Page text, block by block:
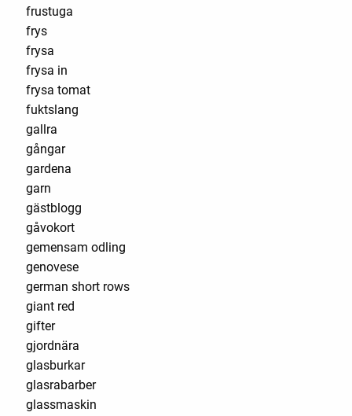
frustuga
frys
frysa
frysa in
frysa tomat
fuktslang
gallra
gångar
gardena
garn
gästblogg
gåvokort
gemensam odling
genovese
german short rows
giant red
gifter
gjordnära
glasburkar
glasrabarber
glassmaskin